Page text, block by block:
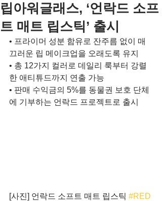
립아워글래스, ‘언락드 소프
트 매트 립스틱’ 출시
• 프라이머 성분 함유로 잔주름 없이 매
끄러운 립 메이크업을 오래도록 유지
• 총 12가지 컬러로 데일리 룩부터 강렬
한 애티튜드까지 연출 가능
• 판매 수익금의 5%를 동물권 보호 단체
에 기부하는 언락드 프로젝트로 출시
[사진] 언락드 소프트 매트 립스틱 #RED